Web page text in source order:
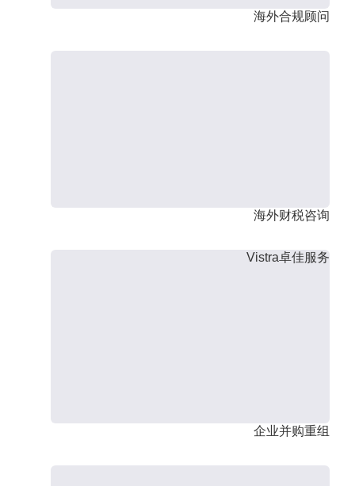
海外合规顾问
海外财税咨询
Vistra卓佳服务
企业并购重组